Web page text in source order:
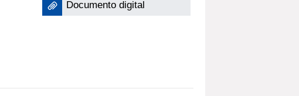
Documento digital